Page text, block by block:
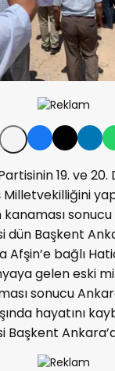
19. ve 20.
dün Başkent
Afşin’e bağlı
gelen eski
sonucu
hayatını
Başkent